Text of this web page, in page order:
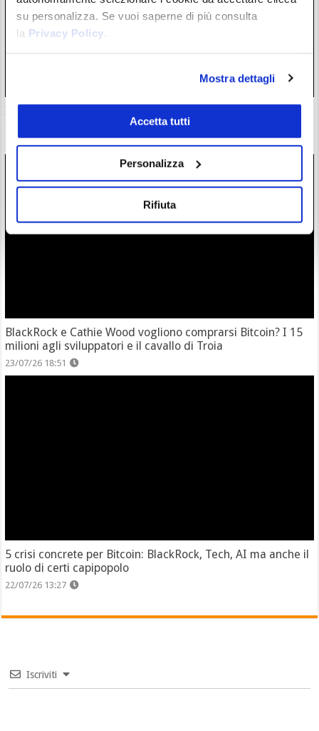
su personalizza. Se vuoi saperne di più consulta
la Privacy Policy.
Mostra dettagli
Accetta tutti
Personalizza
Rifiuta
Il CEO di un grande miner saluta Bitcoin: non è più quello di
25/07/26 22:45
BlackRock e Cathie Wood vogliono comprarsi Bitcoin? I 15
milioni agli sviluppatori e il cavallo di Troia
23/07/26 18:51
5 crisi concrete per Bitcoin: BlackRock, Tech, AI ma anche il
ruolo di certi capipopolo
22/07/26 13:27
Iscriviti